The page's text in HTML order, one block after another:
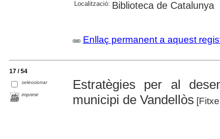
Localització: Biblioteca de Catalunya
Enllaç permanent a aquest
17 / 54
seleccionar
imprimir
Estratègies per al
municipi de Vandellòs